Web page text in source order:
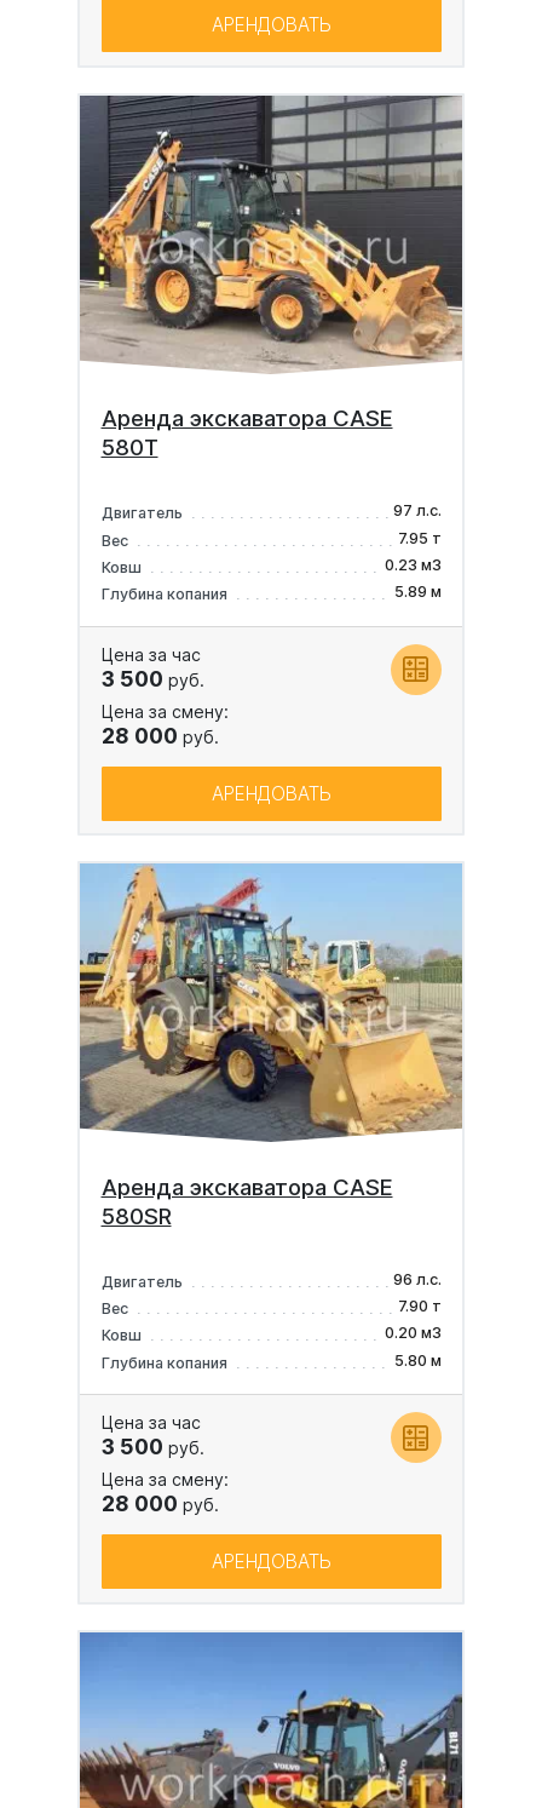
АРЕНДОВАТЬ
Аренда экскаватора CASE
580T
Двигатель
97 л.с.
Вес
7.95 т
Ковш
0.23 м3
Глубина копания
5.89 м
Цена за час
3 500 руб.
Цена за смену:
28 000 руб.
АРЕНДОВАТЬ
Аренда экскаватора CASE
580SR
Двигатель
96 л.с.
Вес
7.90 т
Ковш
0.20 м3
Глубина копания
5.80 м
Цена за час
3 500 руб.
Цена за смену:
28 000 руб.
АРЕНДОВАТЬ